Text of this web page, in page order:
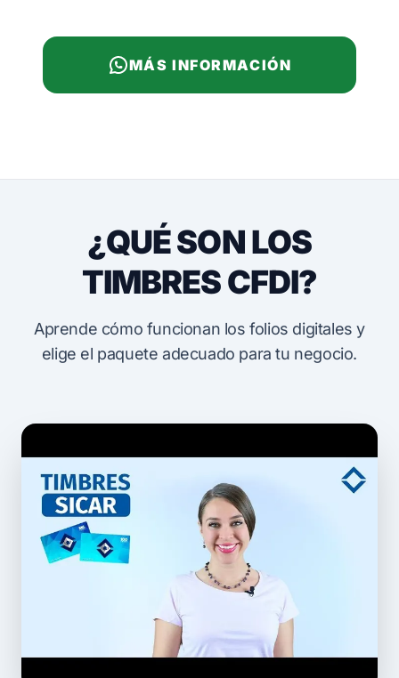
MÁS INFORMACIÓN
¿QUÉ SON LOS
TIMBRES CFDI?
Aprende cómo funcionan los folios digitales y
elige el paquete adecuado para tu negocio.